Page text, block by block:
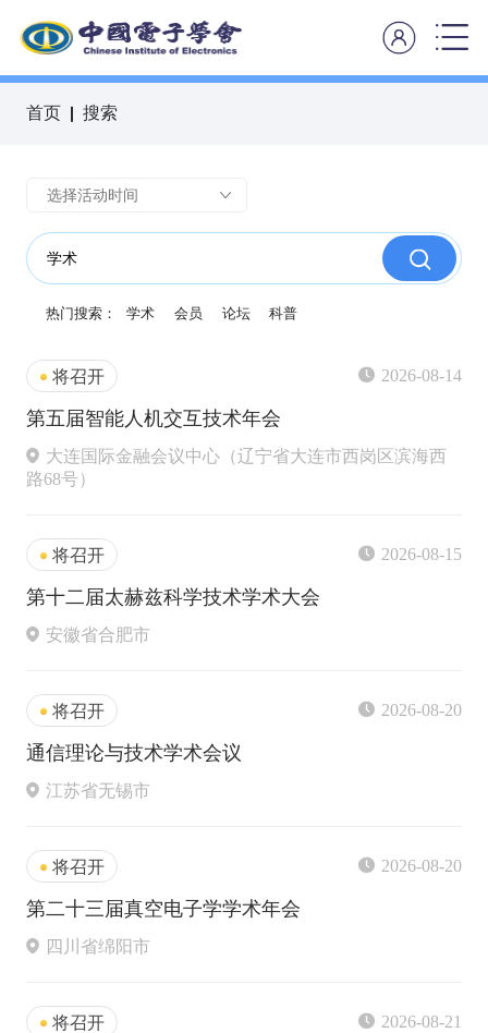
首页 搜索
热门搜索： 学术 会员 论坛 科普
将召开 2026-08-14
第五届智能人机交互技术年会
大连国际金融会议中心（辽宁省大连市西岗区滨海西
路68号）
将召开 2026-08-15
第十二届太赫兹科学技术学术大会
安徽省合肥市
将召开 2026-08-20
通信理论与技术学术会议
江苏省无锡市
将召开 2026-08-20
第二十三届真空电子学学术年会
四川省绵阳市
将召开 2026-08-21